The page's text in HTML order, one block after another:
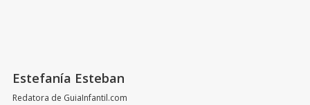
Estefanía Esteban
Redatora de GuiaInfantil.com